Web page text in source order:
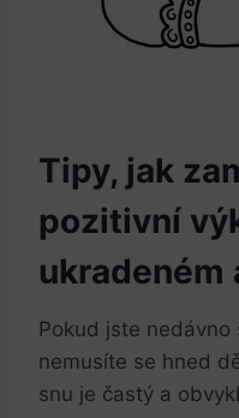
Tipy, jak
pozitivní
ukradeném
Pokud jste nedávno
nemusíte⁢ se hned
snu je častý a